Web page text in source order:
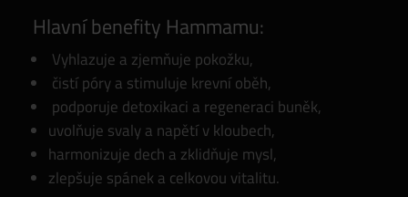
Hlavní benefity Hammamu:
Vyhlazuje a zjemňuje pokožku,
čistí póry a stimuluje krevní oběh,
podporuje detoxikaci a regeneraci buněk,
uvolňuje svaly a napětí v kloubech,
harmonizuje dech a zklidňuje mysl,
zlepšuje spánek a celkovou vitalitu.